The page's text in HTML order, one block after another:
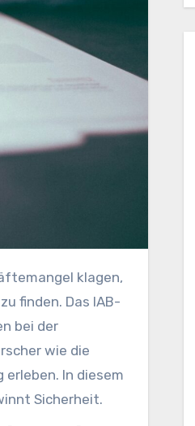
finden. Das IAB-
bei der
wie die
In diesem
Sicherheit.